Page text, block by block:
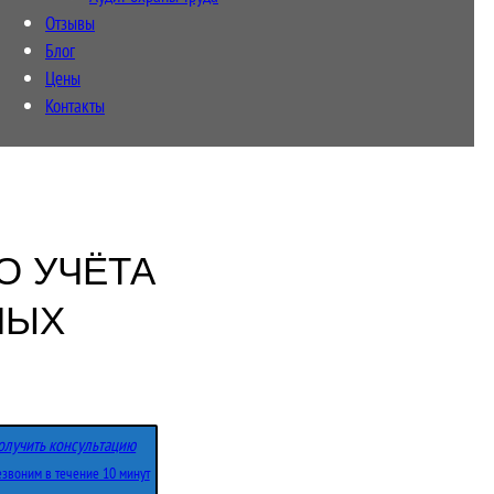
Отзывы
Блог
Цены
Контакты
УЧЁТА
консультацию
в течение 10 минут